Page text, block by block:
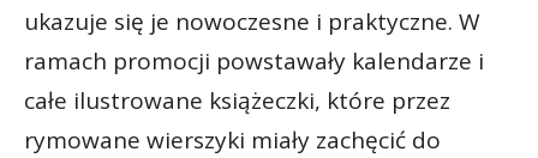
ukazuje się je nowoczesne i praktyczne. W
ramach promocji powstawały kalendarze i
całe ilustrowane książeczki, które przez
rymowane wierszyki miały zachęcić do